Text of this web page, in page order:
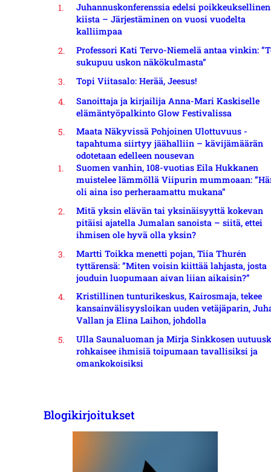
Juhannuskonferenssia edelsi poikkeuksellinen
kiista – Järjestäminen on vuosi vuodelta
kalliimpaa
Professori Kati Tervo-Niemelä antaa vinkin:
sukupuu uskon näkökulmasta”
Topi Viitasalo: Herää, Jeesus!
Sanoittaja ja kirjailija Anna-Mari Kaskiselle
elämäntyöpalkinto Glow Festivalissa
Maata Näkyvissä Pohjoinen Ulottuvuus -
tapahtuma siirtyy jäähalliin – kävijämäärän
odotetaan edelleen nousevan
Suomen vanhin, 108-vuotias Eila Hukkanen
muistelee lämmöllä Viipurin mummoaan:
oli aina iso perheraamattu mukana”
Mitä yksin elävän tai yksinäisyyttä kokevan
pitäisi ajatella Jumalan sanoista – siitä, ettei
ihmisen ole hyvä olla yksin?
Martti Toikka menetti pojan, Tiia Thurén
tyttärensä: ”Miten voisin kiittää lahjasta, josta
jouduin luopumaan aivan liian aikaisin?”
Kristillinen tunturikeskus, Kairosmaja, tekee
kansainvälisyysloikan uuden vetäjäparin,
Vallan ja Elina Laihon, johdolla
Ulla Saunaluoman ja Mirja Sinkkosen
rohkaisee ihmisiä toipumaan tavallisiksi ja
omankokoisiksi
Blogikirjoitukset